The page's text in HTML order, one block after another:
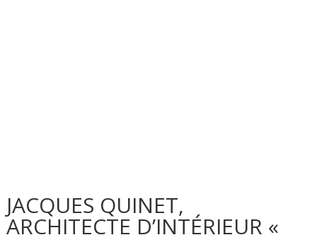
JACQUES QUINET,
ARCHITECTE D’INTÉRIEUR «